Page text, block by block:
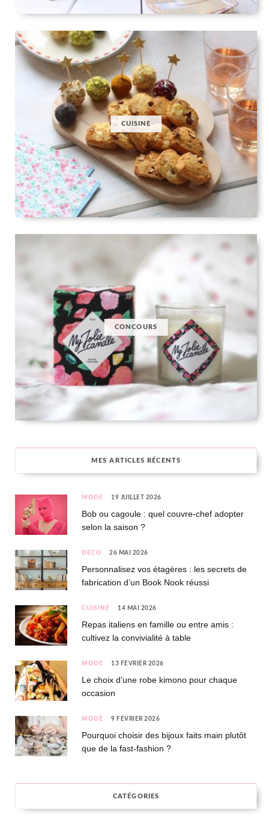
CUISINE
CONCOURS
MES ARTICLES RÉCENTS
MODE 19 JUILLET 2026
Bob ou cagoule : quel couvre-chef adopter
selon la saison ?
DÉCO 26 MAI 2026
Personnalisez vos étagères : les secrets de
fabrication d’un Book Nook réussi
CUISINE 14 MAI 2026
Repas italiens en famille ou entre amis :
cultivez la convivialité à table
MODE 13 FÉVRIER 2026
Le choix d’une robe kimono pour chaque
occasion
MODE 9 FÉVRIER 2026
Pourquoi choisir des bijoux faits main plutôt
que de la fast-fashion ?
CATÉGORIES